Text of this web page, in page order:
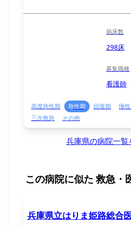
病床数
298床
募集職種
看護師
高度急性期 急性期 回復期 慢
三次救急
その他
兵庫県の病院一覧
この病院に似た 救急・
兵庫県立はりま姫路総合